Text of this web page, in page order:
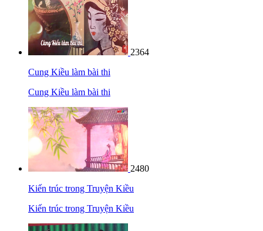
2364
Cung Kiều làm bài thi
Cung Kiều làm bài thi
2480
Kiến trúc trong Truyện Kiều
Kiến trúc trong Truyện Kiều